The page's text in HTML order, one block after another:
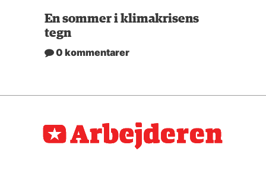
En sommer i klimakrisens
tegn
0 kommentarer